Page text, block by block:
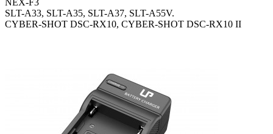
SLT-A33, SLT-A35, SLT-A37, SLT-A55V.
CYBER-SHOT DSC-RX10, CYBER-SHOT DSC-RX10 II